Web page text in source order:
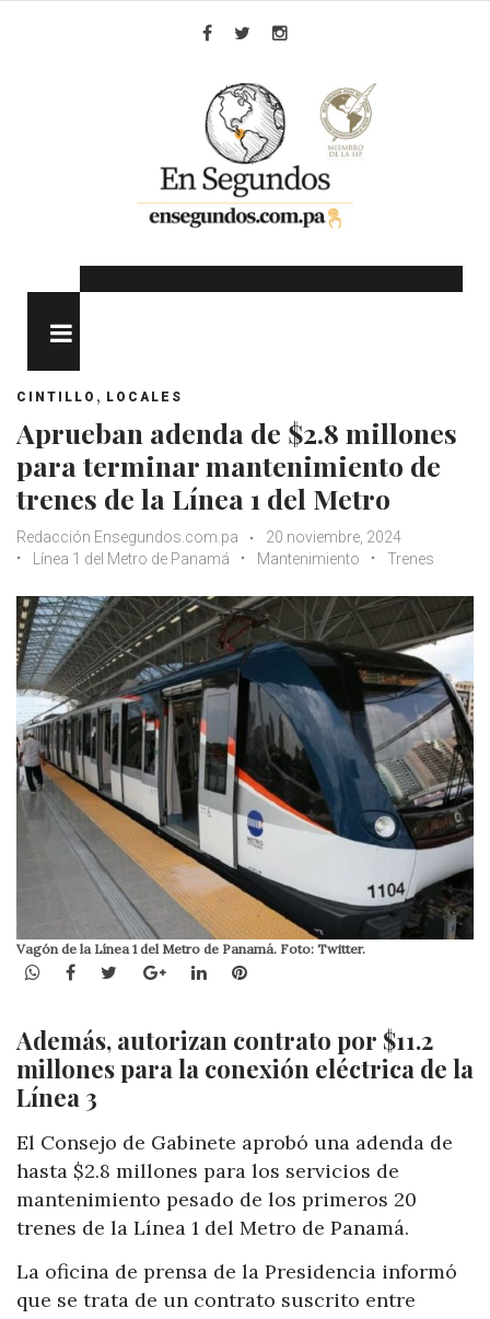
CINTILLO , LOCALES
Aprueban adenda de $2.8 millones
para terminar mantenimiento de
trenes de la Línea 1 del Metro
Redacción Ensegundos.com.pa
20 noviembre, 2024
Línea 1 del Metro de Panamá
Mantenimiento Trenes
Vagón de la Línea 1 del Metro de Panamá. Foto: Twitter.
WhatsApp
Facebook
TwitterGoogle+LinkedInPinterest
Además, autorizan contrato por $11.2
millones para la conexión eléctrica de la
Línea 3
El Consejo de Gabinete aprobó una adenda de
hasta $2.8 millones para los servicios de
mantenimiento pesado de los primeros 20
trenes de la Línea 1 del Metro de Panamá.
La oficina de prensa de la Presidencia informó
que se trata de un contrato suscrito entre